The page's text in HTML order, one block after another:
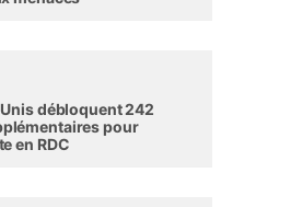
débloquent 242
pour
en RDC